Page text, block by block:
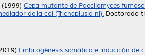
(1999) Cepa mutante de Paecilomyces
de la col (Trichoplusia ni). Doctorado
Embriogénesis somática e inducción de